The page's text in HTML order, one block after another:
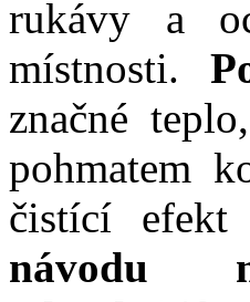
rukávy a
místnosti.
značné
pohmatem
čistící
návodu